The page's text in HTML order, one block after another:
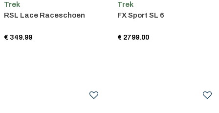
Trek
RSL Lace Raceschoen
€ 349.99
Trek
FX Sport SL 6
€ 2799.00